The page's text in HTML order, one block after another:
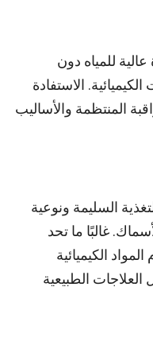
للمياه دون
الاستفادة
المنتظمة والأساليب
السليمة ونوعية
غالبًا ما تحد
الكيميائية
الطبيعية